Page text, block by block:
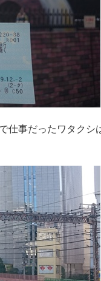
仕事だったワタクシ